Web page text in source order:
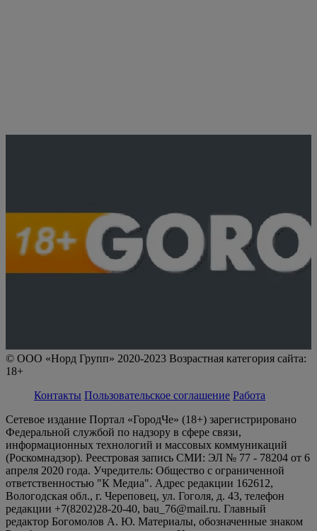
© ООО «Норд Групп» 2020-2023 Возрастная категория сайта:
18+
Контакты Пользовательское соглашение Работа
Сетевое издание Портал «ГородЧе» (18+) зарегистрировано
Федеральной службой по надзору в сфере связи,
информационных технологий и массовых коммуникаций
(Роскомнадзор). Реестровая запись СМИ: ЭЛ № 77 - 78204 от 6
апреля 2020 года. Учредитель: Общество с ограниченной
ответственностью "К Медиа". Адрес редакции 162612,
Вологодская обл., г. Череповец, ул. Гоголя, д. 43, телефон
редакции +7(8202)28-20-40, bau_76@mail.ru. Главный
редактор Богомолов А. Ю. Материалы, обозначенные знаком